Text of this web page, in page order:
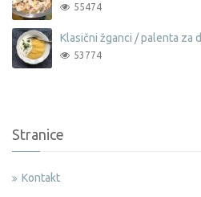
55474
Klasični žganci / palenta za
53774
Stranice
Kontakt